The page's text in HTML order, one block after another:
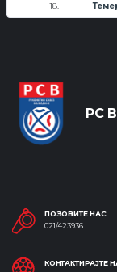
18.
РС
ПОЗОВИТЕ НАС
021/423936
КОНТАКТИРАЈТЕ